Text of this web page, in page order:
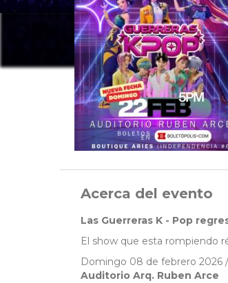
Acerca del evento
Las Guerreras K - Pop
El show que esta rompiendo
Domingo 08 de febrero 2026 /
Auditorio Arq. Ruben Arce